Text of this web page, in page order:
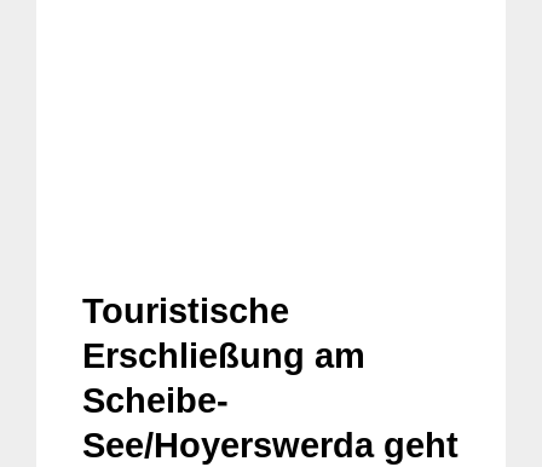
Touristische
Erschließung am
Scheibe-
See/Hoyerswerda geht